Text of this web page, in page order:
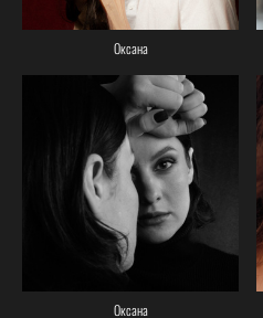
Оксана
Оксана